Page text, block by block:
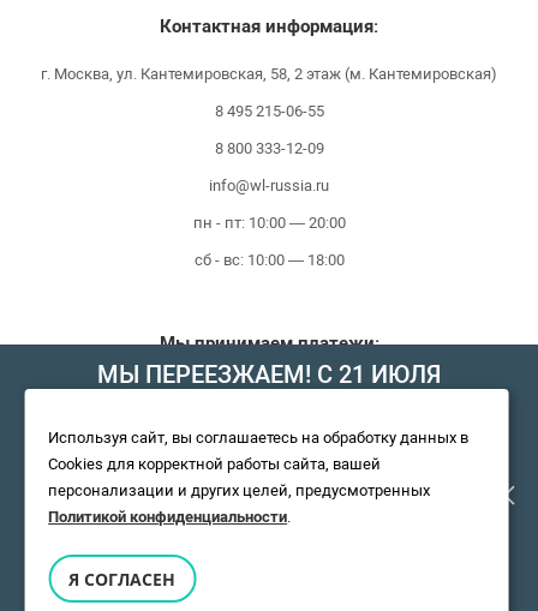
МЫ ПЕРЕЕЗЖАЕМ! С 21 ИЮЛЯ
МАГАЗИН БУДЕТ РАБОТАТЬ ПО
НОВОМУ АДРЕСУ. ПОДРОБНАЯ
ИНФОРМАЦИЯ О ПЕРЕЕЗДЕ ПО
Контактная информация:
г. Москва, ул. Кантемировская, 58, 2 этаж (м. Кантемировская)
8 495 215-06-55
8 800 333-12-09
info@wl-russia.ru
пн - пт: 10:00 — 20:00
сб - вс: 10:00 — 18:00
Мы принимаем платежи:
Сертифицированный магазин Wilo © 2010 - 2026
Используя сайт, вы соглашаетесь на обработку данных в
Cookies для корректной работы сайта, вашей
персонализации и других целей, предусмотренных
Политикой конфиденциальности.
Я СОГЛАСЕН